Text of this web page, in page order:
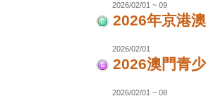
2026/02/01 ~ 09
2026年京港
2026/02/01
2026澳門青
2026/02/01 ~ 08